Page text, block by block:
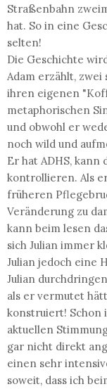
Straßenbahn
hat. So in eine
selten!
Die Geschichte
Adam erzählt,
ihren eigenen
metaphorischen
und obwohl er
noch wild und
Er hat ADHS,
kontrollieren. Als
früheren
Veränderung zu
kann beim lesen
sich Julian immer
Julian jedoch eine
Julian
als er vermutet
konstruiert! Schon
aktuellen
gar nicht direkt
einen sehr
soweit, dass ich